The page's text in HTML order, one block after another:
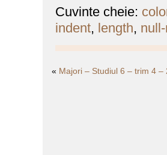
Cuvinte cheie:
indent, length,
« Majori – Studiul 6 – trim 4 –